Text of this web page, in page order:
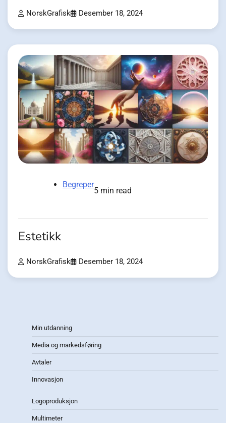
NorskGrafisk Desember 18, 2024
Begreper
5 min read
Estetikk
NorskGrafisk Desember 18, 2024
Min utdanning
Media og markedsføring
Avtaler
Innovasjon
Logoproduksjon
Multimeter